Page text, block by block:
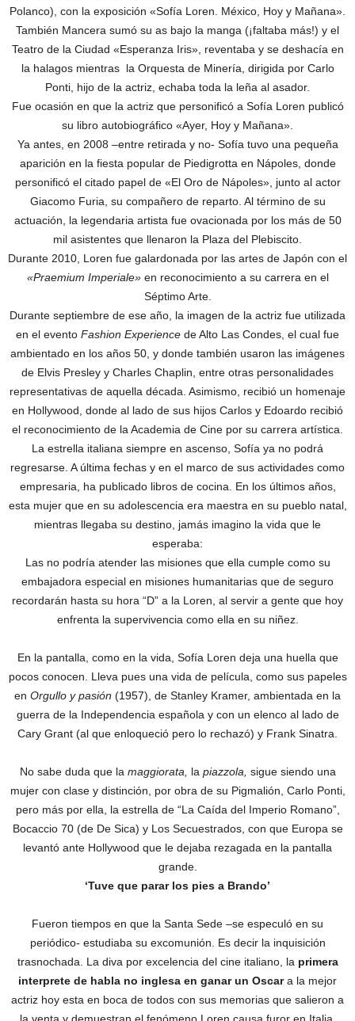
Polanco), con la exposición «Sofía Loren. México, Hoy y Mañana».
También Mancera sumó su as bajo la manga (¡faltaba más!) y el
Teatro de la Ciudad «Esperanza Iris», reventaba y se deshacía en
la halagos mientras la Orquesta de Minería, dirigida por Carlo
Ponti, hijo de la actriz, echaba toda la leña al asador.
Fue ocasión en que la actriz que personificó a Sofía Loren publicó
su libro autobiográfico «Ayer, Hoy y Mañana».
Ya antes, en 2008 –entre retirada y no- Sofía tuvo una pequeña
aparición en la fiesta popular de Piedigrotta en Nápoles, donde
personificó el citado papel de «El Oro de Nápoles», junto al actor
Giacomo Furia, su compañero de reparto. Al término de su
actuación, la legendaria artista fue ovacionada por los más de 50
mil asistentes que llenaron la Plaza del Plebiscito.
Durante 2010, Loren fue galardonada por las artes de Japón con el
«Praemium Imperiale» en reconocimiento a su carrera en el
Séptimo Arte.
Durante septiembre de ese año, la imagen de la actriz fue utilizada
en el evento Fashion Experience de Alto Las Condes, el cual fue
ambientado en los años 50, y donde también usaron las imágenes
de Elvis Presley y Charles Chaplin, entre otras personalidades
representativas de aquella década. Asimismo, recibió un homenaje
en Hollywood, donde al lado de sus hijos Carlos y Edoardo recibió
el reconocimiento de la Academia de Cine por su carrera artística.
La estrella italiana siempre en ascenso, Sofía ya no podrá
regresarse. A última fechas y en el marco de sus actividades como
empresaria, ha publicado libros de cocina. En los últimos años,
esta mujer que en su adolescencia era maestra en su pueblo natal,
mientras llegaba su destino, jamás imagino la vida que le
esperaba:
Las no podría atender las misiones que ella cumple como su
embajadora especial en misiones humanitarias que de seguro
recordarán hasta su hora “D” a la Loren, al servir a gente que hoy
enfrenta la supervivencia como ella en su niñez.
En la pantalla, como en la vida, Sofía Loren deja una huella que
pocos conocen. Lleva pues una vida de película, como sus papeles
en Orgullo y pasión (1957), de Stanley Kramer, ambientada en la
guerra de la Independencia española y con un elenco al lado de
Cary Grant (al que enloqueció pero lo rechazó) y Frank Sinatra.
No sabe duda que la maggiorata, la piazzola, sigue siendo una
mujer con clase y distinción, por obra de su Pigmalión, Carlo Ponti,
pero más por ella, la estrella de “La Caída del Imperio Romano”,
Bocaccio 70 (de De Sica) y Los Secuestrados, con que Europa se
levantó ante Hollywood que le dejaba rezagada en la pantalla
grande.
‘Tuve que parar los pies a Brando’
Fueron tiempos en que la Santa Sede –se especuló en su
periódico- estudiaba su excomunión. Es decir la inquisición
trasnochada. La diva por excelencia del cine italiano, la primera
interprete de habla no inglesa en ganar un Oscara la mejor
actriz hoy esta en boca de todos con sus memorias que salieron a